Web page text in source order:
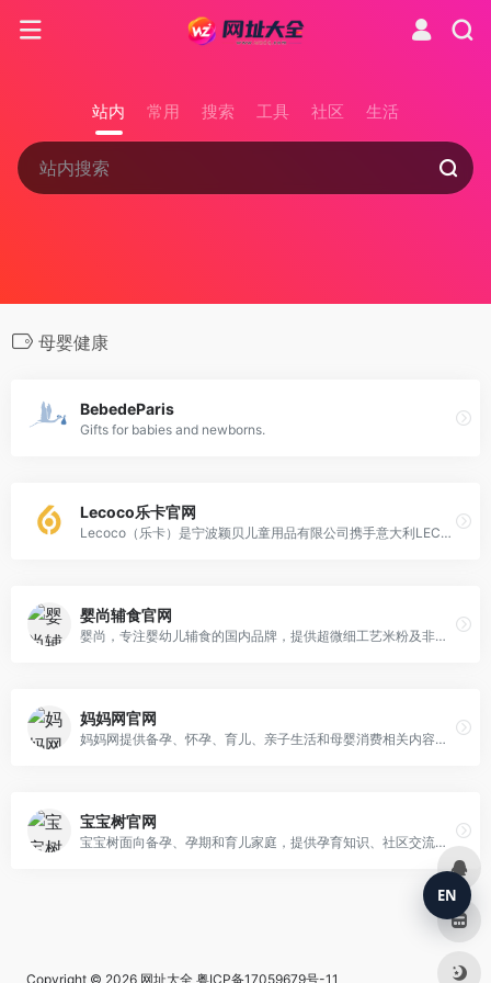
站内 常用 搜索 工具 社区 生活
母婴健康
BebedeParis
Gifts for babies and newborns.
Lecoco乐卡官网
Lecoco（乐卡）是宁波颖贝儿童用品有限公司携手意大利LEC公司联合打造的婴幼儿用品品牌，专注0–3岁宝宝出行与居家需求，融合意式设计美学与欧盟品质标准，产品线涵盖婴儿推车（含时尚款、运动款、经典款三大系列）、学步车、游戏床、餐椅、汽车提篮及益智玩具等，以炫酷造型与可靠安全，陪伴时尚爸妈轻松带娃看世界。
婴尚辅食官网
婴尚，专注婴幼儿辅食的国内品牌，提供超微细工艺米粉及非寒性配方清清宝等系列放心产品，官网全面展示覆盖全国30余省市的母婴渠道资源。
妈妈网官网
妈妈网提供备孕、怀孕、育儿、亲子生活和母婴消费相关内容，覆盖孕产知识、宝宝护理和家庭生活场景。用户可以通过网站浏览经验分享、专题指南和社区讨论。
宝宝树官网
宝宝树面向备孕、孕期和育儿家庭，提供孕育知识、社区交流、成长记录和母婴消费内容。用户可以查询孕周提醒、育儿经验、宝宝发育和家庭护理相关信息。
Copyright © 2026 网址大全 粤ICP备17059679号-11
EN